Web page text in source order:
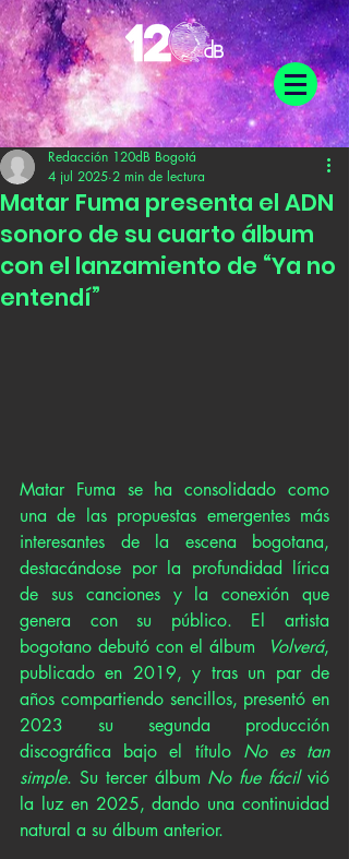
Matar Fuma presenta el ADN
sonoro de su cuarto álbum
con el lanzamiento de “Ya no
entendí”
Redacción 120dB Bogotá
4 jul 2025 2 min de lectura
Matar Fuma se ha consolidado como
una de las propuestas emergentes más
interesantes de la escena bogotana,
destacándose por la profundidad lírica
de sus canciones y la conexión que
genera con su público. El artista
bogotano debutó con el álbum
Volverá,
publicado en 2019, y tras un par de
años compartiendo sencillos, presentó en
2023 su segunda producción
discográfica bajo el título No es tan
simple. Su tercer álbum No fue fácil vió
la luz en 2025, dando una continuidad
natural a su álbum anterior.